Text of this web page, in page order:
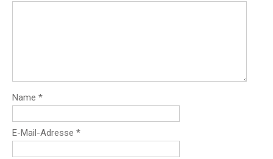
Name *
E-Mail-Adresse *